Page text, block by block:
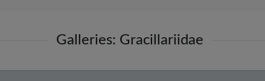
Galleries: Gracillariidae